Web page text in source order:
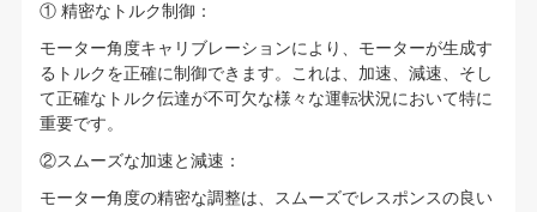
① 精密なトルク制御：
モーター角度キャリブレーションにより、モーターが生成す
るトルクを正確に制御できます。これは、加速、減速、そし
て正確なトルク伝達が不可欠な様々な運転状況において特に
重要です。
②スムーズな加速と減速：
モーター角度の精密な調整は、スムーズでレスポンスの良い